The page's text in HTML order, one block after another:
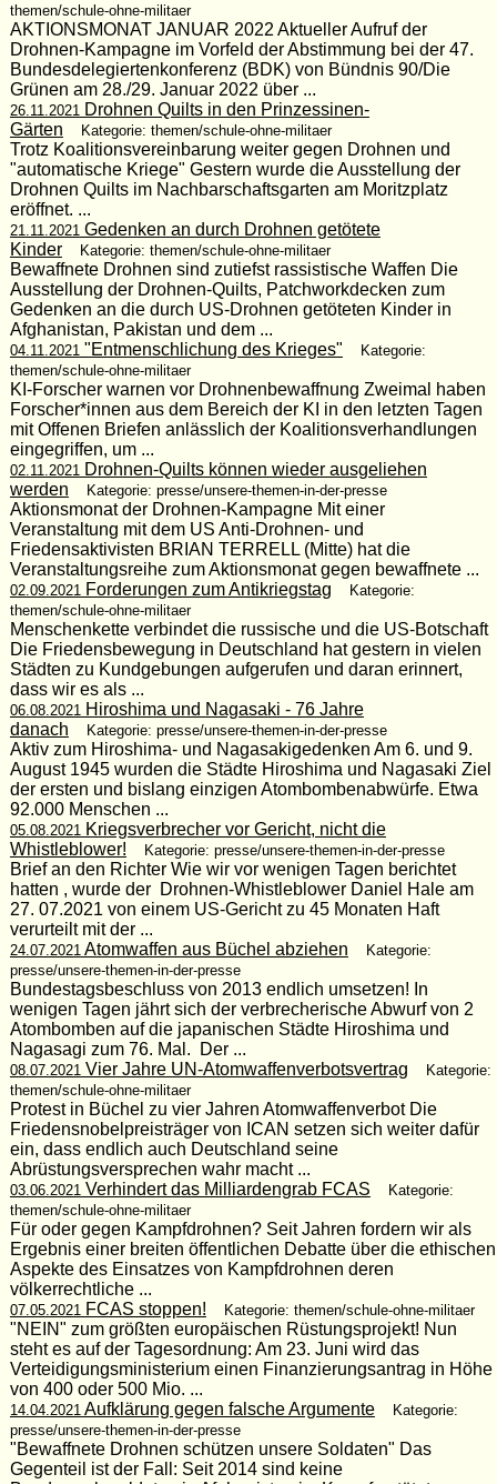
themen/schule-ohne-militaer
AKTIONSMONAT JANUAR 2022 Aktueller Aufruf der
Drohnen-Kampagne im Vorfeld der Abstimmung bei der 47.
Bundesdelegiertenkonferenz (BDK) von Bündnis 90/Die
Grünen am 28./29. Januar 2022 über ...
26.11.2021 Drohnen Quilts in den Prinzessinen-
Gärten
Kategorie: themen/schule-ohne-militaer
Trotz Koalitionsvereinbarung weiter gegen Drohnen und
"automatische Kriege" Gestern wurde die Ausstellung der
Drohnen Quilts im Nachbarschaftsgarten am Moritzplatz
eröffnet. ...
21.11.2021 Gedenken an durch Drohnen getötete
Kinder
Kategorie: themen/schule-ohne-militaer
Bewaffnete Drohnen sind zutiefst rassistische Waffen Die
Ausstellung der Drohnen-Quilts, Patchworkdecken zum
Gedenken an die durch US-Drohnen getöteten Kinder in
Afghanistan, Pakistan und dem ...
04.11.2021 "Entmenschlichung des Krieges"
Kategorie:
themen/schule-ohne-militaer
KI-Forscher warnen vor Drohnenbewaffnung Zweimal haben
Forscher*innen aus dem Bereich der KI in den letzten Tagen
mit Offenen Briefen anlässlich der Koalitionsverhandlungen
eingegriffen, um ...
02.11.2021 Drohnen-Quilts können wieder ausgeliehen
werden
Kategorie: presse/unsere-themen-in-der-presse
Aktionsmonat der Drohnen-Kampagne Mit einer
Veranstaltung mit dem US Anti-Drohnen- und
Friedensaktivisten BRIAN TERRELL (Mitte) hat die
Veranstaltungsreihe zum Aktionsmonat gegen bewaffnete ...
02.09.2021 Forderungen zum Antikriegstag
Kategorie:
themen/schule-ohne-militaer
Menschenkette verbindet die russische und die US-Botschaft
Die Friedensbewegung in Deutschland hat gestern in vielen
Städten zu Kundgebungen aufgerufen und daran erinnert,
dass wir es als ...
06.08.2021 Hiroshima und Nagasaki - 76 Jahre
danach
Kategorie: presse/unsere-themen-in-der-presse
Aktiv zum Hiroshima- und Nagasakigedenken Am 6. und 9.
August 1945 wurden die Städte Hiroshima und Nagasaki Ziel
der ersten und bislang einzigen Atombombenabwürfe. Etwa
92.000 Menschen ...
05.08.2021 Kriegsverbrecher vor Gericht, nicht die
Whistleblower!
Kategorie: presse/unsere-themen-in-der-presse
Brief an den Richter Wie wir vor wenigen Tagen berichtet
hatten , wurde der Drohnen-Whistleblower Daniel Hale am
27. 07.2021 von einem US-Gericht zu 45 Monaten Haft
verurteilt mit der ...
24.07.2021 Atomwaffen aus Büchel abziehen
Kategorie:
presse/unsere-themen-in-der-presse
Bundestagsbeschluss von 2013 endlich umsetzen! In
wenigen Tagen jährt sich der verbrecherische Abwurf von 2
Atombomben auf die japanischen Städte Hiroshima und
Nagasagi zum 76. Mal. Der ...
08.07.2021 Vier Jahre UN-Atomwaffenverbotsvertrag
Kategorie:
themen/schule-ohne-militaer
Protest in Büchel zu vier Jahren Atomwaffenverbot Die
Friedensnobelpreisträger von ICAN setzen sich weiter dafür
ein, dass endlich auch Deutschland seine
Abrüstungsversprechen wahr macht ...
03.06.2021 Verhindert das Milliardengrab FCAS
Kategorie:
themen/schule-ohne-militaer
Für oder gegen Kampfdrohnen? Seit Jahren fordern wir als
Ergebnis einer breiten öffentlichen Debatte über die ethischen
Aspekte des Einsatzes von Kampfdrohnen deren
völkerrechtliche ...
07.05.2021 FCAS stoppen! Kategorie: themen/schule-ohne-militaer
"NEIN" zum größten europäischen Rüstungsprojekt! Nun
steht es auf der Tagesordnung: Am 23. Juni wird das
Verteidigungsministerium einen Finanzierungsantrag in Höhe
von 400 oder 500 Mio. ...
14.04.2021 Aufklärung gegen falsche Argumente
Kategorie:
presse/unsere-themen-in-der-presse
"Bewaffnete Drohnen schützen unsere Soldaten" Das
Gegenteil ist der Fall: Seit 2014 sind keine